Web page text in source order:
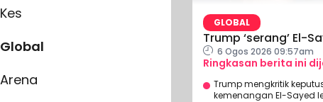
Kes
Global
Arena
GLOBAL
Trump ‘serang’ El-
6 Ogos 2026 09:57am
Ringkasan berita ini
Trump mengkritik
kemenangan El-Sayed